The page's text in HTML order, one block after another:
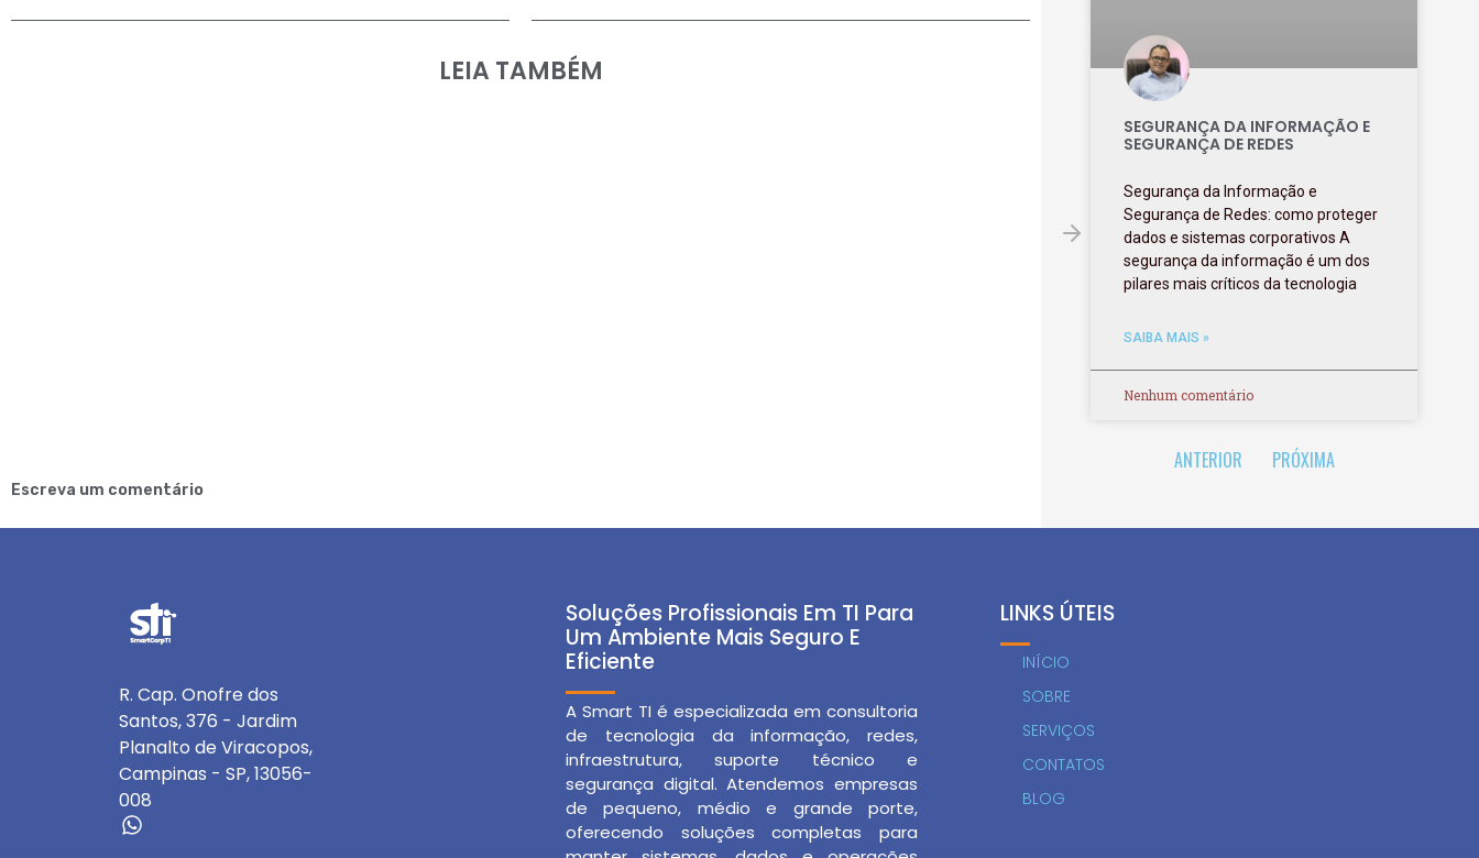
LEIA TAMBÉM
Escreva um comentário
SEGURANÇA DA INFORMAÇÃO E
SEGURANÇA DE REDES
Segurança da Informação e
Segurança de Redes: como proteger
dados e sistemas corporativos A
segurança da informação é um dos
pilares mais críticos da tecnologia
SAIBA MAIS »
Nenhum comentário
ANTERIOR PRÓXIMA
R. Cap. Onofre dos
Santos, 376 - Jardim
Planalto de Viracopos,
Campinas - SP, 13056-
008
Soluções Profissionais Em TI Para
Um Ambiente Mais Seguro E
Eficiente
A Smart TI é especializada em consultoria
de tecnologia da informação, redes,
infraestrutura, suporte técnico e
segurança digital. Atendemos empresas
de pequeno, médio e grande porte,
oferecendo soluções completas para
LINKS ÚTEIS
INÍCIO
SOBRE
SERVIÇOS
CONTATOS
BLOG